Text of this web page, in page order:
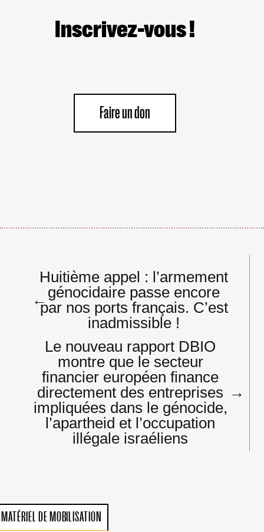
Inscrivez-vous !
Faire un don
Navigation
de
l’article
←
Huitième appel : l’armement
génocidaire passe encore
par nos ports français. C’est
inadmissible !
Le nouveau rapport DBIO
montre que le secteur
financier européen finance
directement des entreprises
impliquées dans le génocide,
l’apartheid et l’occupation
illégale israéliens
→
MATÉRIEL DE MOBILISATION